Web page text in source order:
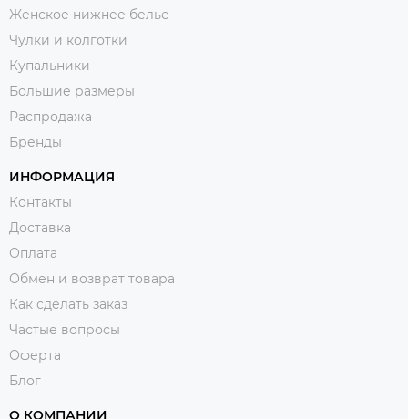
Женское нижнее белье
Чулки и колготки
Купальники
Большие размеры
Распродажа
Бренды
ИНФОРМАЦИЯ
Контакты
Доставка
Оплата
Обмен и возврат товара
Как сделать заказ
Частые вопросы
Оферта
Блог
О КОМПАНИИ